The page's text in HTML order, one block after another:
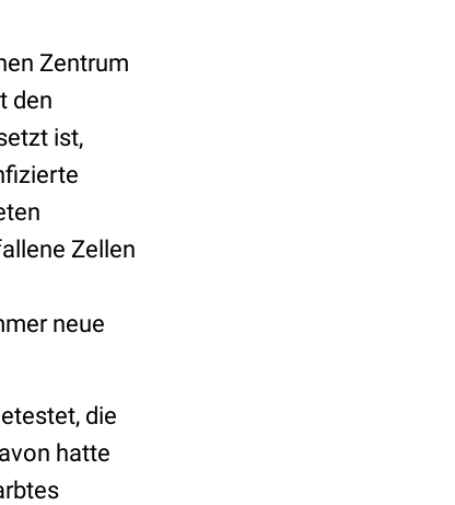
Zentrum
den
ist,
Zellen
neue
die
hatte